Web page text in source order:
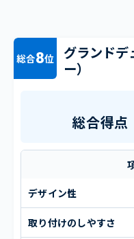
総合8位
グランドデ
ー）
総合得点
デザイン性
取り付けのしやすさ